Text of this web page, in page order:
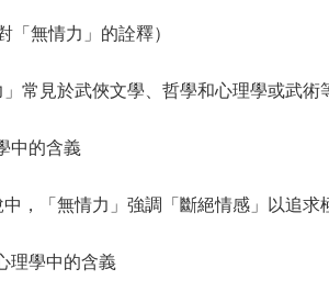
無情力」的詮釋）
見於武俠文學、哲學和心理學或武術
的含義
「無情力」強調「斷絕情感」以追求
學中的含義